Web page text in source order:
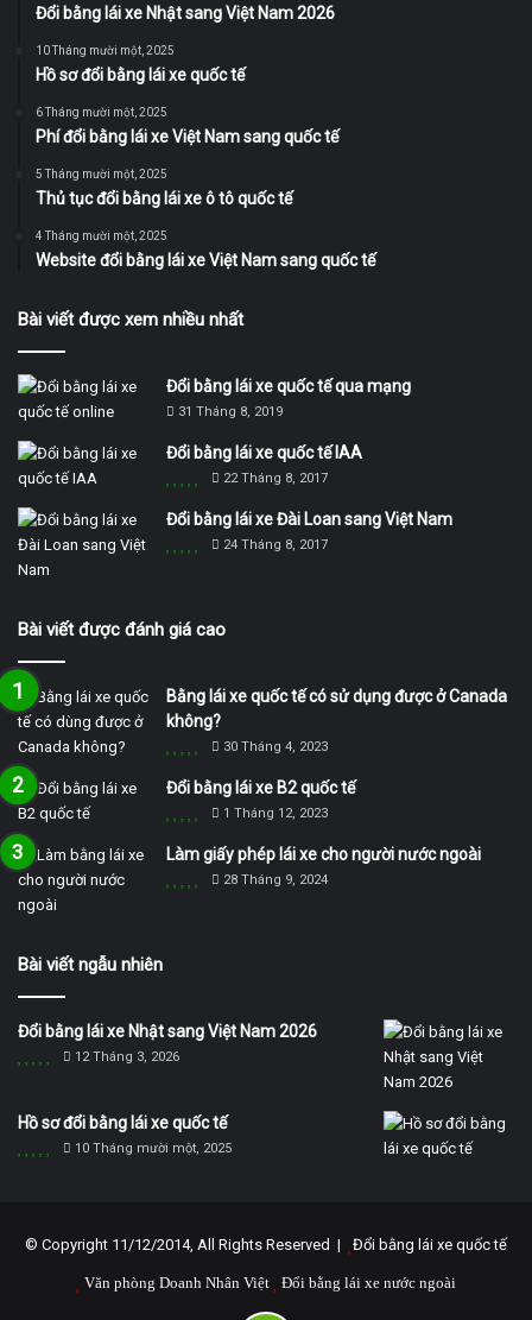
Đổi bằng lái xe Nhật sang Việt Nam 2026
10 Tháng mười một, 2025
Hồ sơ đổi bằng lái xe quốc tế
6 Tháng mười một, 2025
Phí đổi bằng lái xe Việt Nam sang quốc tế
5 Tháng mười một, 2025
Thủ tục đổi bằng lái xe ô tô quốc tế
4 Tháng mười một, 2025
Website đổi bằng lái xe Việt Nam sang quốc tế
Bài viết được xem nhiều nhất
Đổi bằng lái xe quốc tế qua mạng
31 Tháng 8, 2019
Đổi bằng lái xe quốc tế IAA
22 Tháng 8, 2017
Đổi bằng lái xe Đài Loan sang Việt Nam
24 Tháng 8, 2017
Bài viết được đánh giá cao
Bằng lái xe quốc tế có sử dụng được ở Canada
không?
30 Tháng 4, 2023
Đổi bằng lái xe B2 quốc tế
1 Tháng 12, 2023
Làm giấy phép lái xe cho người nước ngoài
28 Tháng 9, 2024
Bài viết ngẫu nhiên
Đổi bằng lái xe Nhật sang Việt Nam 2026
12 Tháng 3, 2026
Hồ sơ đổi bằng lái xe quốc tế
10 Tháng mười một, 2025
© Copyright 11/12/2014, All Rights Reserved | Đổi bằng lái xe quốc tế
Văn phòng Doanh Nhân Việt Đổi bằng lái xe nước ngoài